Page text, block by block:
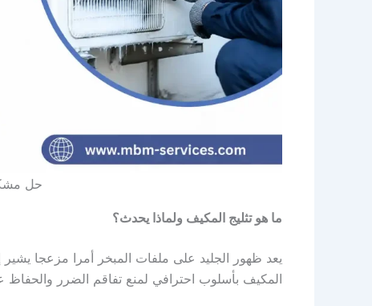
حل
ما هو تثليج المكيف ولماذا يحدث؟
يعد ظهور الجليد على ملفات المبخر أمرا مزعجا
المكيف بأسلوب احترافي لمنع تفاقم الضرر